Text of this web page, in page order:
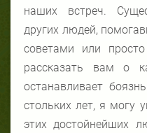
наших встреч.
других людей,
советами или
рассказать вам о
останавливает
стольких лет, я могу
этих достойнейших